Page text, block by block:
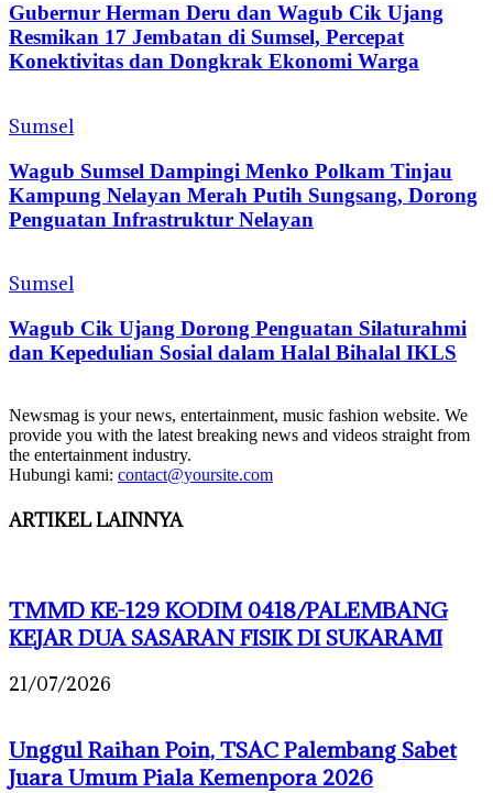
Gubernur Herman Deru dan Wagub Cik Ujang
Resmikan 17 Jembatan di Sumsel, Percepat
Konektivitas dan Dongkrak Ekonomi Warga
Sumsel
Wagub Sumsel Dampingi Menko Polkam Tinjau
Kampung Nelayan Merah Putih Sungsang, Dorong
Penguatan Infrastruktur Nelayan
Sumsel
Wagub Cik Ujang Dorong Penguatan Silaturahmi
dan Kepedulian Sosial dalam Halal Bihalal IKLS
Newsmag is your news, entertainment, music fashion website. We
provide you with the latest breaking news and videos straight from
the entertainment industry.
Hubungi kami: contact@yoursite.com
ARTIKEL LAINNYA
TMMD KE-129 KODIM 0418/PALEMBANG
KEJAR DUA SASARAN FISIK DI SUKARAMI
21/07/2026
Unggul Raihan Poin, TSAC Palembang Sabet
Juara Umum Piala Kemenpora 2026